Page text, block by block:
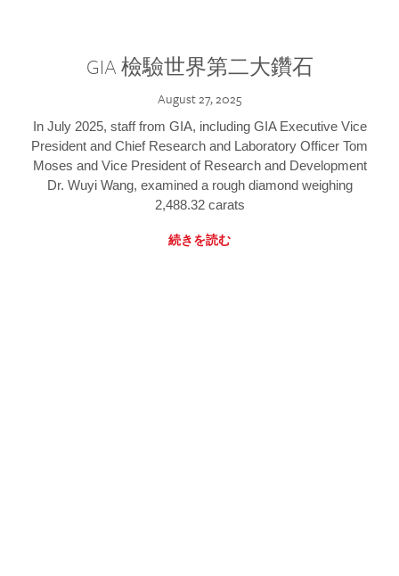
GIA 檢驗世界第二大鑽石
August 27, 2025
In July 2025, staff from GIA, including GIA Executive Vice
President and Chief Research and Laboratory Officer Tom
Moses and Vice President of Research and Development
Dr. Wuyi Wang, examined a rough diamond weighing
2,488.32 carats
続きを読む